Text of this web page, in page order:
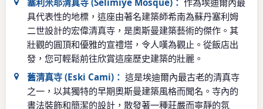
具代表性的地標，這座由著名建築師希南為蘇丹塞利姆
二世設計的宏偉清真寺，是奧斯曼建築藝術的傑作。其
壯觀的圓頂和優雅的宣禮塔，令人嘆為觀止。從飯店出
發，您可輕鬆前往欣賞這座歷史建築的壯麗。
舊清真寺 (Eski Cami)： 這是埃迪爾內最古老的清真寺
之一，以其獨特的早期奧斯曼建築風格而聞名。寺內的
書法裝飾和簡潔的設計，散發著一種莊嚴而寧靜的氛